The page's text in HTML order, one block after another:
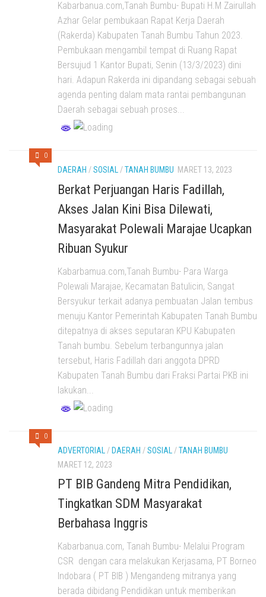
Kabarbanua.com,Tanah Bumbu- Bupati H.M Zairullah
Azhar Gelar pembukaan Rapat Kerja Daerah
(Rakerda) Kabupaten Tanah Bumbu Tahun 2023.
Pembukaan mengambil tempat di Ruang Rapat
Bersujud 1 Kantor Bupati, Senin (13/3/2023) dini
hari. Adapun Rakerda ini dipandang sebagai sebuah
agenda penting dalam mata rantai pembangunan
Daerah sebagai sebuah proses...
0
DAERAH /SOSIAL/TANAH BUMBU MARET 13, 2023
Berkat Perjuangan Haris Fadillah,
Akses Jalan Kini Bisa Dilewati,
Masyarakat Polewali Marajae Ucapkan
Ribuan Syukur
Kabarbamua.com,Tanah Bumbu- Para Warga
Polewali Marajae, Kecamatan Batulicin, Sangat
Bersyukur terkait adanya pembuatan Jalan tembus
menuju Kantor Pemerintah Kabupaten Tanah Bumbu
ditepatnya di akses seputaran KPU Kabupaten
Tanah bumbu. Sebelum terbangunnya jalan
tersebut, Haris Fadillah dari anggota DPRD
Kabupaten Tanah Bumbu dari Fraksi Partai PKB ini
lakukan...
0
ADVERTORIAL / DAERAH /SOSIAL /TANAH BUMBU
MARET 12, 2023
PT BIB Gandeng Mitra Pendidikan,
Tingkatkan SDM Masyarakat
Berbahasa Inggris
Kabarbanua.com, Tanah Bumbu- Melalui Program
CSR dengan cara melakukan Kerjasama, PT Borneo
Indobara ( PT BIB ) Mengandeng mitranya yang
berada dibidang Pendidikan untuk memberikan